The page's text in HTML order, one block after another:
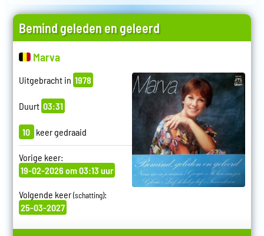
Bemind geleden en geleerd
Marva
Uitgebracht in 1978
Duurt 03:31
10 keer gedraaid
Vorige keer:
19-02-2026 om 03:13 uur
Volgende keer(schatting):
25-03-2027